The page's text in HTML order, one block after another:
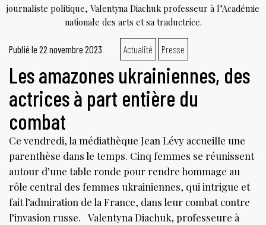
journaliste politique, Valentyna Diachuk professeur à l’Académie
nationale des arts et sa traductrice.
Publié le 22 novembre 2023 Actualité Presse
Les amazones ukrainiennes, des
actrices à part entière du
combat
Ce vendredi, la médiathèque Jean Lévy accueille une
parenthèse dans le temps. Cinq femmes se réunissent
autour d’une table ronde pour rendre hommage au
rôle central des femmes ukrainiennes, qui intrigue et
fait l’admiration de la France, dans leur combat contre
l’invasion russe. Valentyna Diachuk, professeure à